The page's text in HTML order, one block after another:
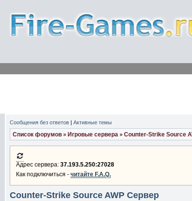
Сообщения без ответов | Активные темы
Список форумов » Игровые сервера » Counter-Strike Source
Адрес сервера: 37.193.5.250:27028
Как подключиться - читайте F.A.Q.
Counter-Strike Source AWP Сервер